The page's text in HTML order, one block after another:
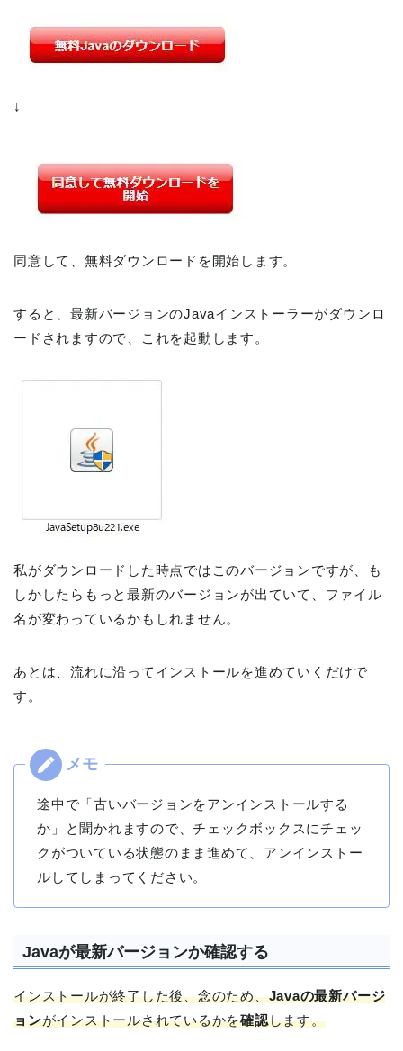
↓
同意して、無料ダウンロードを開始します。
すると、最新バージョンのJavaインストーラーがダウンロ
ードされますので、これを起動します。
私がダウンロードした時点ではこのバージョンですが、も
しかしたらもっと最新のバージョンが出ていて、ファイル
名が変わっているかもしれません。
あとは、流れに沿ってインストールを進めていくだけで
す。
途中で「古いバージョンをアンインストールする
か」と聞かれますので、チェックボックスにチェッ
クがついている状態のまま進めて、アンインストー
ルしてしまってください。
Javaが最新バージョンか確認する
インストールが終了した後、念のため、Javaの最新バージ
ョンがインストールされているかを確認します。